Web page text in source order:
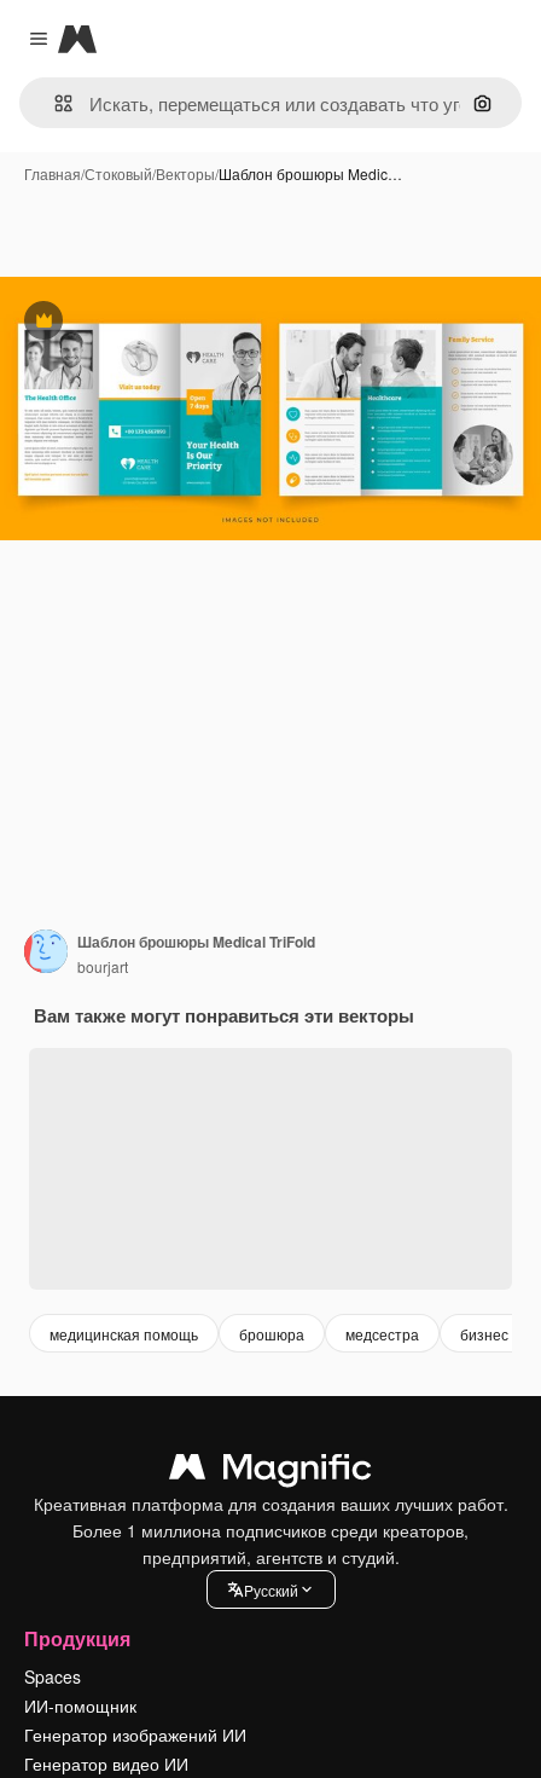
Close menu
Magnific
Поиск
Главная/Стоковый/Векторы/Шаблон брошюры Medic…
Премиум
Шаблон брошюры Medical TriFold
bourjart
Вам также могут понравиться эти векторы
медицинская помощь брошюра медсестра бизнес
Креативная платформа для создания ваших лучших работ.
Более 1 миллиона подписчиков среди креаторов,
предприятий, агентств и студий.
Pусский
Продукция
Spaces
ИИ-помощник
Генератор изображений ИИ
Генератор видео ИИ